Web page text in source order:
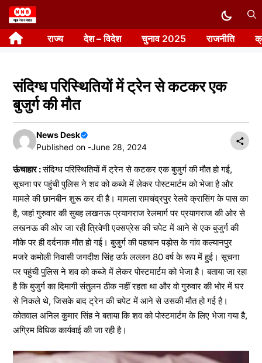
Skip
to
content राज्य देश – विदेश चुनाव 2025 राजनीति
संदिग्ध परिस्थितियों में ट्रेन से कटकर एक
बुजुर्ग की मौत
News Desk
Published on -June 28, 2024
ऊंचाहार :संदिग्ध परिस्थितियों में ट्रेन से कटकर एक बुजुर्ग की मौत हो गई,
सूचना पर पहुंची पुलिस ने शव को कब्जे में लेकर पोस्टमार्टम को भेजा है और
मामले की छानबीन शुरू कर दी है। मामला रामचंद्रपुर रेलवे क्रासिंग के पास का
है, जहां गुरुवार की सुबह लखनऊ प्रयागराज रेलमार्ग पर प्रयागराज की ओर से
लखनऊ की ओर जा रही त्रिवेणी एक्सप्रेस की चपेट में आने से एक बुजुर्ग की
मौके पर ही दर्दनाक मौत हो गई। बुजुर्ग की पहचान पड़ोस के गांव कल्यानपुर
मजरे कमोली निवासी जगदीश सिंह उर्फ लल्लन 80 वर्ष के रूप में हुई। सूचना
पर पहुंची पुलिस ने शव को कब्जे में लेकर पोस्टमार्टम को भेजा है। बताया जा रहा
है कि बुजुर्ग का दिमागी संतुलन ठीक नहीं रहता था और वो गुरुवार की भोर में घर
से निकले थे, जिसके बाद ट्रेन की चपेट में आने से उसकी मौत हो गई है।
कोतवाल अनिल कुमार सिंह ने बताया कि शव को पोस्टमार्टम के लिए भेजा गया है,
अग्रिम विधिक कार्यवाई की जा रही है।